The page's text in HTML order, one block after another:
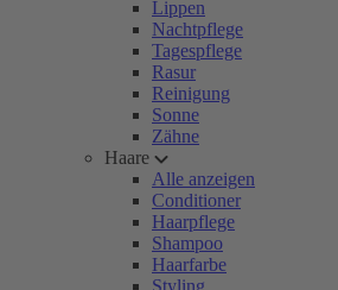
Lippen
Nachtpflege
Tagespflege
Rasur
Reinigung
Sonne
Zähne
Haare
Alle anzeigen
Conditioner
Haarpflege
Shampoo
Haarfarbe
Styling